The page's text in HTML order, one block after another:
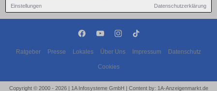
Einstellungen Datenschutzerklärung
Ratgeber Presse Lokales Über Uns Impressum Datenschutz
Cookies
Copyright © 2000 - 2026 | 1A Infosysteme GmbH | Content by: 1A-Anzeigenmarkt.de